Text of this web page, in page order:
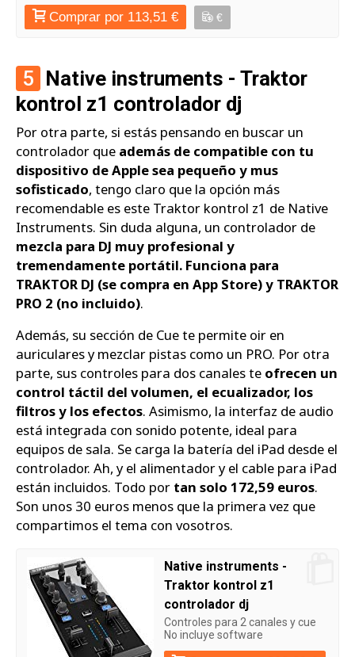
Comprar por 113,51 € €
5 Native instruments - Traktor
kontrol z1 controlador dj
Por otra parte, si estás pensando en buscar un
controlador que además de compatible con tu
dispositivo de Apple sea pequeño y mus
sofisticado, tengo claro que la opción más
recomendable es este Traktor kontrol z1 de Native
Instruments. Sin duda alguna, un controlador de
mezcla para DJ muy profesional y
tremendamente portátil. Funciona para
TRAKTOR DJ (se compra en App Store) y TRAKTOR
PRO 2 (no incluido).
Además, su sección de Cue te permite oir en
auriculares y mezclar pistas como un PRO. Por otra
parte, sus controles para dos canales te ofrecen un
control táctil del volumen, el ecualizador, los
filtros y los efectos. Asimismo, la interfaz de audio
está integrada con sonido potente, ideal para
equipos de sala. Se carga la batería del iPad desde el
controlador. Ah, y el alimentador y el cable para iPad
están incluidos. Todo por tan solo 172,59 euros.
Son unos 30 euros menos que la primera vez que
compartimos el tema con vosotros.
Native instruments -
Traktor kontrol z1
controlador dj
Controles para 2 canales y cue
No incluye software